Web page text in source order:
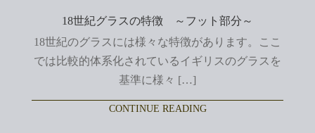
18世紀グラスの特徴 ～フット部分～
18世紀のグラスには様々な特徴があります。ここ
では比較的体系化されているイギリスのグラスを
基準に様々 […]
CONTINUE READING